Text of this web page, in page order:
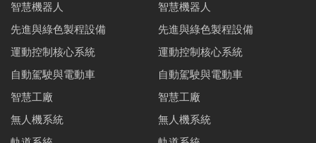
智慧機器人
先進與綠色製程設備
運動控制核心系統
自動駕駛與電動車
智慧工廠
無人機系統
智慧機器人
先進與綠色製程設備
運動控制核心系統
自動駕駛與電動車
智慧工廠
無人機系統